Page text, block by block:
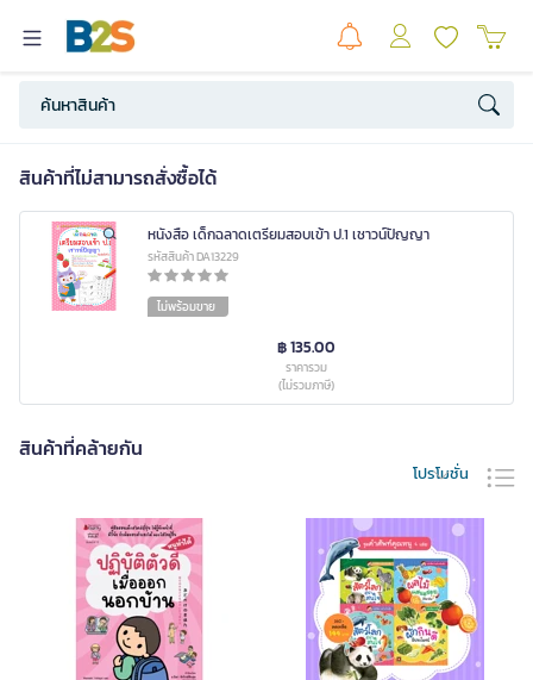
สินค้าที่ไม่สามารถสั่งซื้อได้
หนังสือ เด็กฉลาดเตรียมสอบเข้า ป.1 เชาวน์ปัญญา
รหัสสินค้า DA13229
ไม่พร้อมขาย
฿ 135.00
ราคารวม
(ไม่รวมภาษี)
สินค้าที่คล้ายกัน
โปรโมชั่น